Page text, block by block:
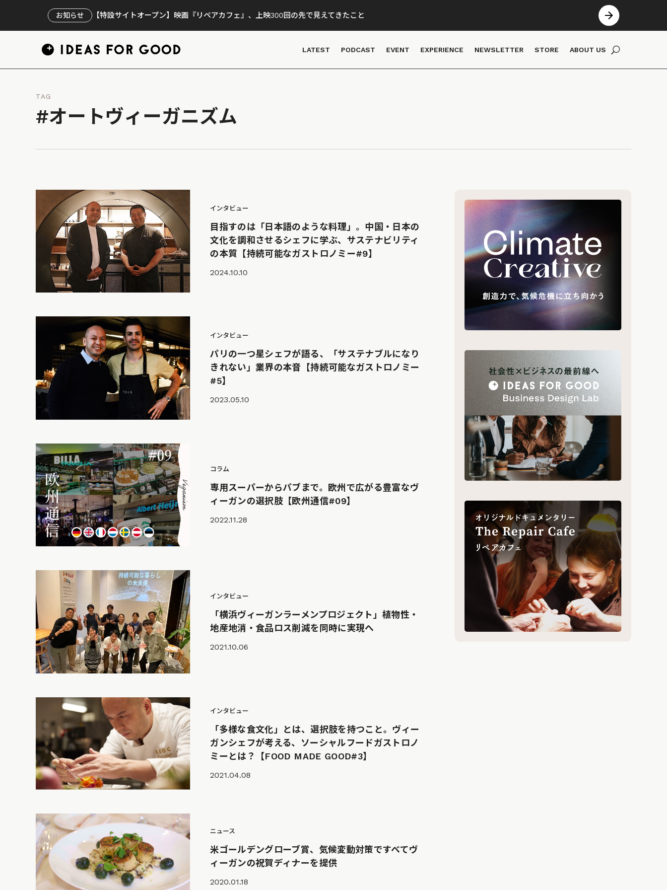
お知らせ 【特設サイトオープン】映画『リペアカフェ』、上映300回の先で見えてきたこと
LATEST PODCAST EVENT EXPERIENCE NEWSLETTER STORE ABOUT US
TAG
#オートヴィーガニズム
インタビュー
目指すのは「日本語のような料理」。中国・日本の
文化を調和させるシェフに学ぶ、サステナビリティ
の本質【持続可能なガストロノミー#9】
2024.10.10
インタビュー
パリの一つ星シェフが語る、「サステナブルになり
きれない」業界の本音【持続可能なガストロノミー
#5】
2023.05.10
コラム
専用スーパーからパブまで。欧州で広がる豊富なヴ
ィーガンの選択肢【欧州通信#09】
2022.11.28
インタビュー
「横浜ヴィーガンラーメンプロジェクト」植物性・
地産地消・食品ロス削減を同時に実現へ
2021.10.06
インタビュー
「多様な食文化」とは、選択肢を持つこと。ヴィー
ガンシェフが考える、ソーシャルフードガストロノ
ミーとは？【FOOD MADE GOOD#3】
2021.04.08
ニュース
米ゴールデングローブ賞、気候変動対策ですべてヴ
ィーガンの祝賀ディナーを提供
2020.01.18